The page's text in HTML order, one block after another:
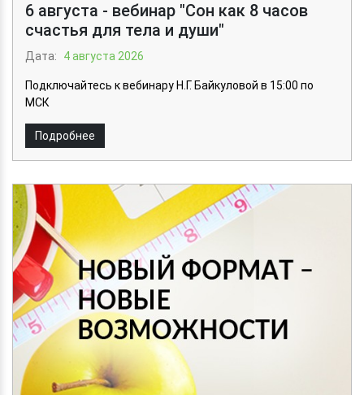
6 августа - вебинар "Сон как 8 часов
счастья для тела и души"
Дата: 4 августа 2026
Подключайтесь к вебинару Н.Г. Байкуловой в 15:00 по
МСК
Подробнее